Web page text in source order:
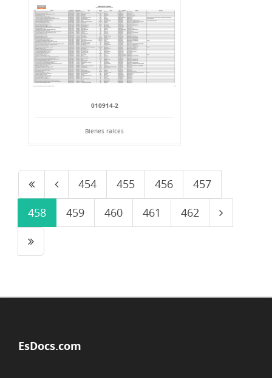
010914-2
Bienes raíces
454 455 456
457
458
459 460 461 462
EsDocs.com